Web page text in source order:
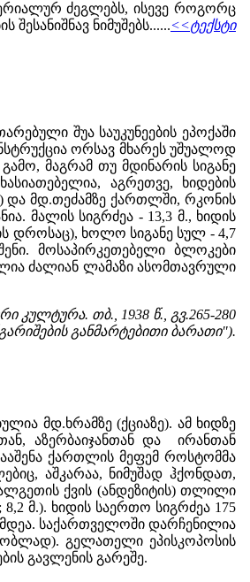
ძეგლებს, ისევე როგორც
ნიმუშებს......<<ტექსტი
შუა საუკუნეების ეპოქაში
ორსავ მხარეს უშუალოდ
მაგრამ თუ მდინარის სიგანე
აგრეთვე, ხიდების
და მდ.თეძამზე ქართლში, რკონის
მალის სიგრძეა - 13,3 მ., ხიდის
დროსაც), ხოლო სიგანე სულ - 4,7
მოსაპირკეთებელი ბლოკები
ძალიან ლამაზი ასომთავრული
კულტურა. თბ., 1938 წ., გვ.265-280
განმარტებითი ბარათი").
მდ.ხრამზე (ქციაზე). ამ ხიდზე
აზერბაიჯანთან და ირანთან
ქართლის მეფემ როსტომმა
აშკარაა, ნიმუშად ჰქონდათ,
ქვის (ანდეზიტის) თლილი
მ.). ხიდის საერთო სიგრძეა 175
საქართველოში დარჩენილია
გელათელი ეპისკოპოსის
გავლენის გარეშე.